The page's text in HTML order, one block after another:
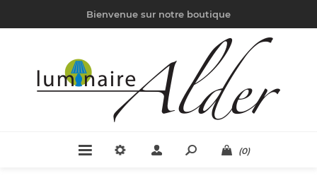
Bienvenue sur notre boutique
(0)